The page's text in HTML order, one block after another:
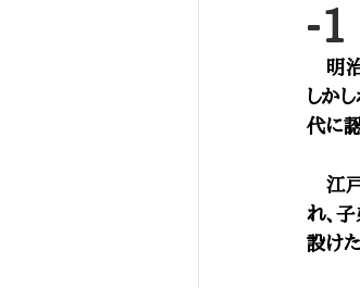
-1
明治
しか
代に
江戸
れ、
設け